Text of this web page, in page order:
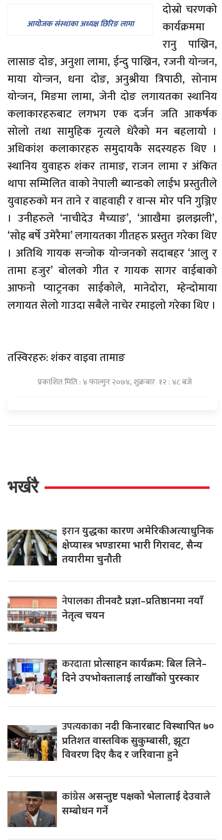
आयोजक संस्थाका अध्यक्ष छिरिङ लामा
दोस्रो चरणको
कार्यक्रममा
रानु पाख्रिन,
लासाङ दोङ, अनुशा लामा, ईन्दु पाख्रिन, रजनी योन्जन,
माया योन्जन, धना दोङ, अनुश्रीया त्रिपाठी, सोनाम
योन्जन, मिङमा लामा, जेनी दोङ लगायतका स्थानिय
कलाकारहरुबाट लगभग एक दर्जन जति आकर्षक
सोलो तथा सामुहिक नृत्यले धेरैको मन बहलायो ।
अधिकांश कलाकारहरु समुदायकै सदस्यहरु थिए ।
स्थानिय युवाहरु शंकर तामाङ, राजन लामा र अंकित
थापा सम्मिलित वाको नेपाली ब्यान्डको लाईभ प्रस्तुतीले
युवाहरुको मन ताने र वाहवाही र वान्स मोर पनि गुञ्जिए
। उनीहरुले ‘नाचीदेउ मैच्याङ’, ‘आाखैमा झलझली’,
‘सोह्र बर्षे उमेरैमा’ लगायतका गीतहरु प्रस्तुत गरेका थिए
। अतिथि गायक सन्जोक योन्जनको सदाबहर ‘आलु र
तामा हजुर’ बोलको गीत र गायक सागर वाईबाको
आफनो प्याट्रनका साईकोले, मानेदोरा, म्हेन्दोमाया
लगायत सेलो गाउदा सबैले नाचेर रमाइलो गरेका थिए ।
तस्विरहरु: शंकर वाइवा तामाङ
प्रकाशित मिति : ४ फाल्गुन २०७४, शुक्रबार १२ : ४८ बजे
भर्खरै
इरानयुद्धका कारण अमेरिकी अत्याधुनिक
क्षेप्यास्त्र भण्डारमा भारी गिरावट, सैन्य
तयारीमा चुनौती
नेपालकातीनवटै प्रज्ञा–प्रतिष्ठानमा नयाँ
नेतृत्व चयन
करदाताप्रोत्साहन कार्यक्रम: बिल लिने–
दिने उपभोक्तालाई लाखौँको पुरस्कार
उपत्यकाकानदी किनारबाट विस्थापित ७०
प्रतिशत वास्तविक सुकुम्बासी, झूटा
विवरण दिए कैद र जरिवाना हुने
कांग्रेसअसन्तुष्ट पक्षको भेलालाई देउवाले
सम्बोधन गर्ने